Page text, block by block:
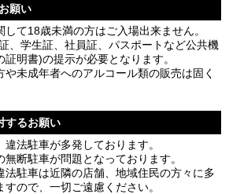
願い
て18歳未満の方はご入場出来ません。
、学生証、社員証、パスポートなど公共機
明書)の提示が必要となります。
や未成年者へのアルコール類の販売は固く
するお願い
法駐車が多発しております。
断駐車が問題となっております。
法駐車は近隣の店舗、地域住民の方々に多
ので、一切ご遠慮ください。